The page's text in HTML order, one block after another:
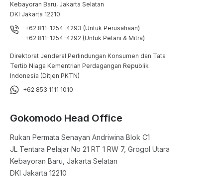
Kebayoran Baru, Jakarta Selatan
DKI Jakarta 12210
+62 811-1254-4293 (Untuk Perusahaan)
+62 811-1254-4292 (Untuk Petani & Mitra)
Direktorat Jenderal Perlindungan Konsumen dan Tata
Tertib Niaga Kementrian Perdagangan Republik
Indonesia (Ditjen PKTN)
+62 853 1111 1010
Gokomodo Head Office
Rukan Permata Senayan Andriwina Blok C1
JL Tentara Pelajar No 21 RT 1 RW 7, Grogol Utara
Kebayoran Baru, Jakarta Selatan
DKI Jakarta 12210